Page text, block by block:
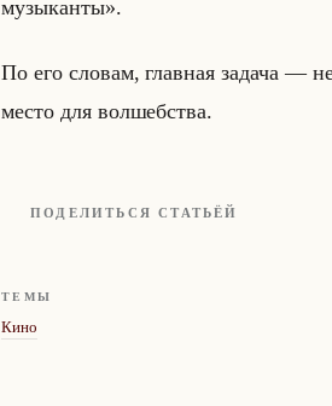
музыканты».
По его сло­вам, глав­ная за­да­ча —
место для вол­шеб­ства.
ПОДЕЛИТЬСЯ СТАТЬЁЙ
ТЕМЫ
Кино